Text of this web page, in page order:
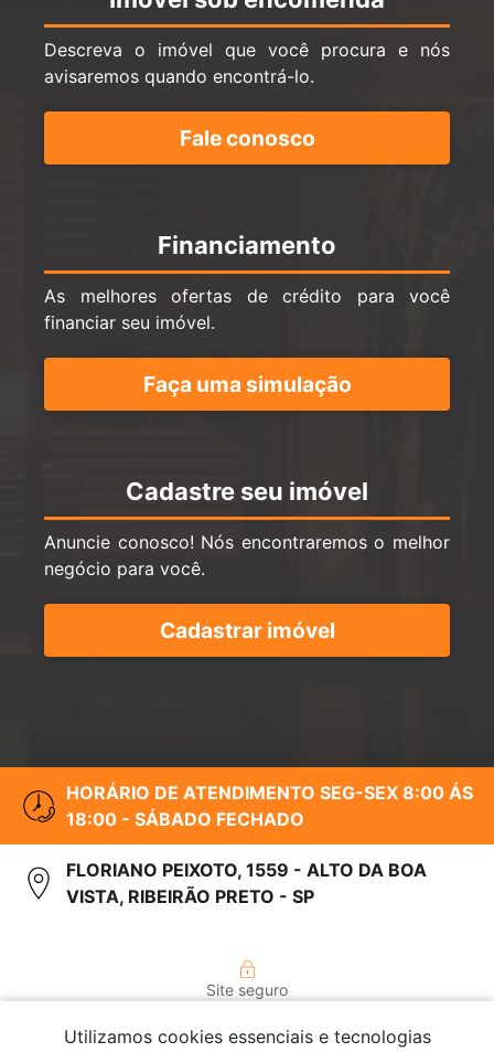
Descreva o imóvel que você procura e nós
avisaremos quando encontrá-lo.
Fale conosco
Financiamento
As melhores ofertas de crédito para você
financiar seu imóvel.
Faça uma simulação
Cadastre seu imóvel
Anuncie conosco! Nós encontraremos o melhor
negócio para você.
Cadastrar imóvel
HORÁRIO DE ATENDIMENTO SEG-SEX 8:00 ÁS
18:00 - SÁBADO FECHADO
FLORIANO PEIXOTO, 1559 - ALTO DA BOA
VISTA, RIBEIRÃO PRETO - SP
Site seguro
Utilizamos cookies essenciais e tecnologias